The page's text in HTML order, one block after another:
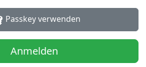
Passkey verwenden
Anmelden